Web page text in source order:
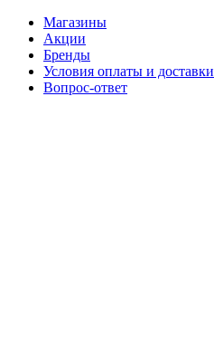
Магазины
Акции
Бренды
Условия оплаты и доставки
Вопрос-ответ